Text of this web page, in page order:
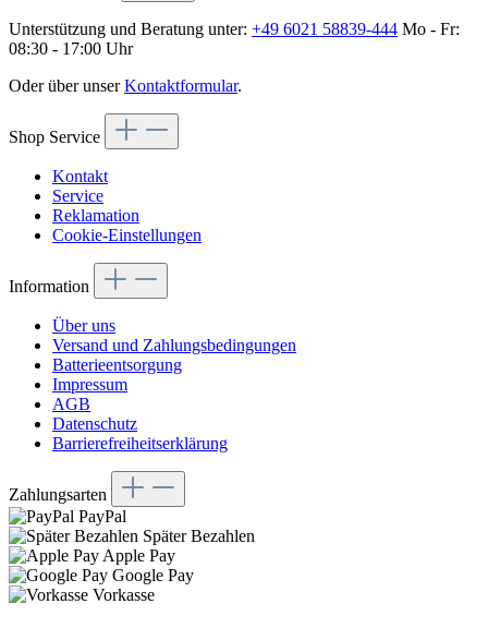
Unterstützung und Beratung unter: +49 6021 58839-444 Mo - Fr:
08:30 - 17:00 Uhr
Oder über unserKontaktformular.
Shop Service
Kontakt
Service
Reklamation
Cookie-Einstellungen
Information
Über uns
Versand und Zahlungsbedingungen
Batterieentsorgung
Impressum
AGB
Datenschutz
Barrierefreiheitserklärung
Zahlungsarten
PayPal
Später Bezahlen
Apple Pay
Google Pay
Vorkasse